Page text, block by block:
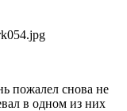
пожалел снова не
в одном из них